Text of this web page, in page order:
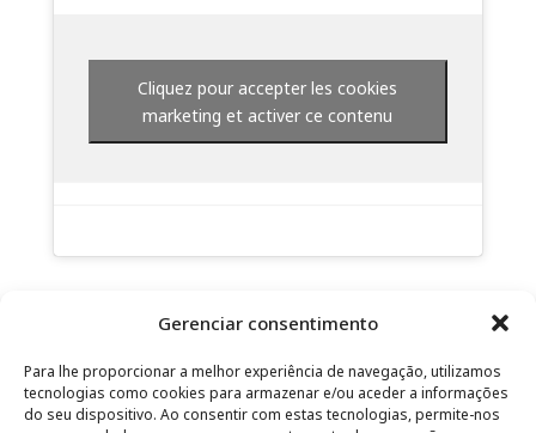
Gerenciar consentimento
Para lhe proporcionar a melhor experiência de navegação, utilizamos
tecnologias como cookies para armazenar e/ou aceder a informações
do seu dispositivo. Ao consentir com estas tecnologias, permite-nos
Cliquez pour accepter les cookies
marketing et activer ce contenu